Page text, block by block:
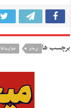
برچسب ها برجام هواپیماها